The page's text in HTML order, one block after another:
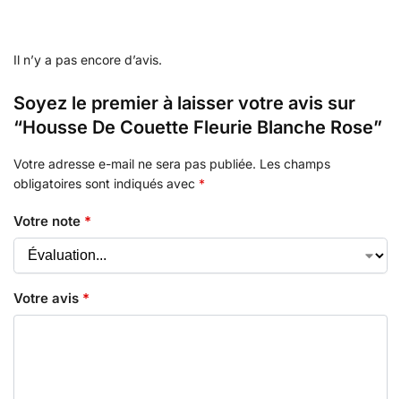
Il n’y a pas encore d’avis.
Soyez le premier à laisser votre avis sur
“Housse De Couette Fleurie Blanche Rose”
Votre adresse e-mail ne sera pas publiée. Les champs
obligatoires sont indiqués avec *
Votre note *
Votre avis *